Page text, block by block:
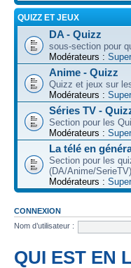
QUIZZ ET JEUX
DA - Quizz
sous-section pour
Modérateurs :
Anime - Quizz
Quizz et jeux sur
Modérateurs :
Séries TV -
Section pour les
Modérateurs :
La télé en
Section pour les
(DA/Anime/SerieTV).
Modérateurs :
CONNEXION
Nom d’utilisateur :
QUI EST EN